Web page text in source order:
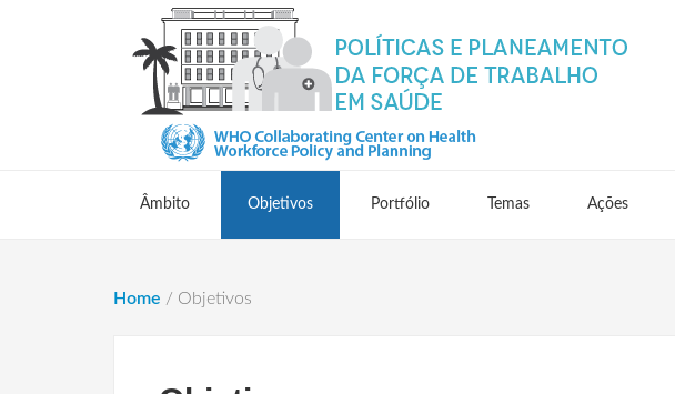
Âmbito Objetivos Portfólio Temas Ações
Home / Objetivos